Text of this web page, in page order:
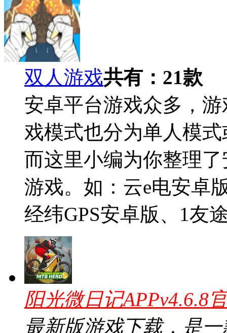
双人游戏共有： 21款
安卓平台游戏众多，
戏模式也分为单人模
而这里小编为你整理
游戏。如：云e电安卓
经纬GPS安卓版、1友
阳光微日记APPv4.6.8
最新版游戏下载，是